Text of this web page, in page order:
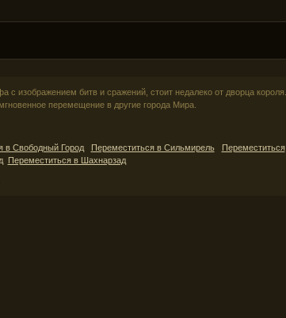
с изображением битв и сражений, стоит недалеко от дворца короля.
перемещение в другие города Мира.
в Свободный Город Переместиться в Сильмирель
Переместиться
Переместиться в Шахнарзад